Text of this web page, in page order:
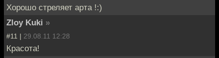
Хорошо стреляет арта !:)
Zloy Kuki »
#11 | 29.08.11 12:28
Красота!